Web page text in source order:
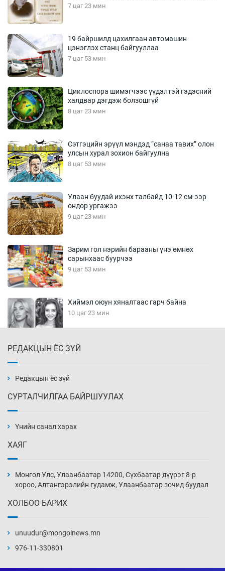
7 цаг 23 мин
19 байршилд цахилгаан автомашин
цэнэглэх станц байгууллаа
7 цаг 53 мин
Циклоспора шимэгчээс үүдэлтэй гэдэсний
халдвар дэгдэж болзошгүй
8 цаг 23 мин
Сэтгэцийн эрүүл мэндэд “санаа тавих” олон
улсын хурал зохион байгуулна
8 цаг 53 мин
Улаан буудай ихэнх талбайд 10-12 см-ээр
өндөр ургажээ
9 цаг 23 мин
Зарим гол нэрийн барааны үнэ өмнөх
сарынхаас буурчээ
9 цаг 53 мин
Хиймэл оюун хяналтаас гарч байна
10 цаг 23 мин
10 цаг 53 мин
нэмэгджээ
11 цаг 23 мин
11 цаг 53 мин
РЕДАКЦЫН ЁС ЗҮЙ
Редакцын ёс зүй
СУРТАЛЧИЛГАА БАЙРШУУЛАХ
Үнийн санал харах
ХАЯГ
Монгол Улс, Улаанбаатар 14200, Сүхбаатар дүүрэг 8-р
хороо, Алтангэрэлийн гудамж, Улаанбаатар зочид буудал
ХОЛБОО БАРИХ
unuudur@mongolnews.mn
976-11-330801